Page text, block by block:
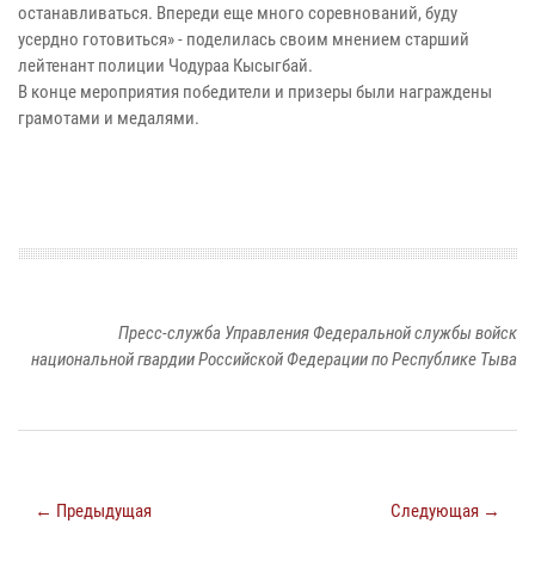
останавливаться. Впереди еще много соревнований, буду
усердно готовиться» - поделилась своим мнением старший
лейтенант полиции Чодураа Кысыгбай.
В конце мероприятия победители и призеры были награждены
грамотами и медалями.
Пресс-служба Управления Федеральной службы войск
национальной гвардии Российской Федерации по Республике Тыва
← Предыдущая Следующая →